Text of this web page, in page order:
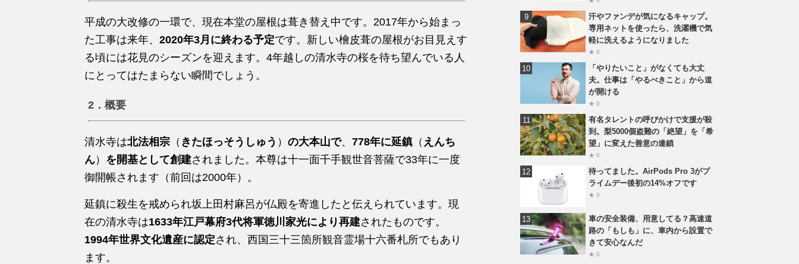
平成の大改修の一環で、現在本堂の屋根は葺き替え中です。2017年から始まっ
た工事は来年、 2020年3月に終わる予定です。新しい檜皮葺の屋根がお目見えす
る頃には花見のシーズンを迎えます。4年越しの清水寺の桜を待ち望んでいる人
にとってはたまらない瞬間でしょう。
2．概要
清水寺は北法相宗 （ きたほっそうしゅう ） の大本山で、 778年に延鎮 （ えんち
ん） を開基として創建されました。本尊は十一面千手観世音菩薩で33年に一度
御開帳されます（前回は2000年）。
延鎮に殺生を戒められ坂上田村麻呂が仏殿を寄進したと伝えられています。現
在の清水寺は1633年江戸幕府3代将軍徳川家光により再建されたものです。
1994年世界文化遺産に認定され、西国三十三箇所観音霊場十六番札所でもあり
ます。
汗やファンデが気になるキャップ。
専用ネットを使ったら、洗濯機で気
軽に洗えるようになりました
★ 0
「やりたいこと」がなくても大丈
夫。仕事は「やるべきこと」から道
が開ける
★ 0
有名タレントの呼びかけで支援が殺
到。梨5000個盗難の「絶望」を「希
望」に変えた善意の連鎖
★ 0
待ってました。AirPods Pro 3がプ
ライムデー後初の14%オフです
★ 0
車の安全装備、用意してる？高速道
路の「もしも」に、車内から設置で
きて安心なんだ
★ 0